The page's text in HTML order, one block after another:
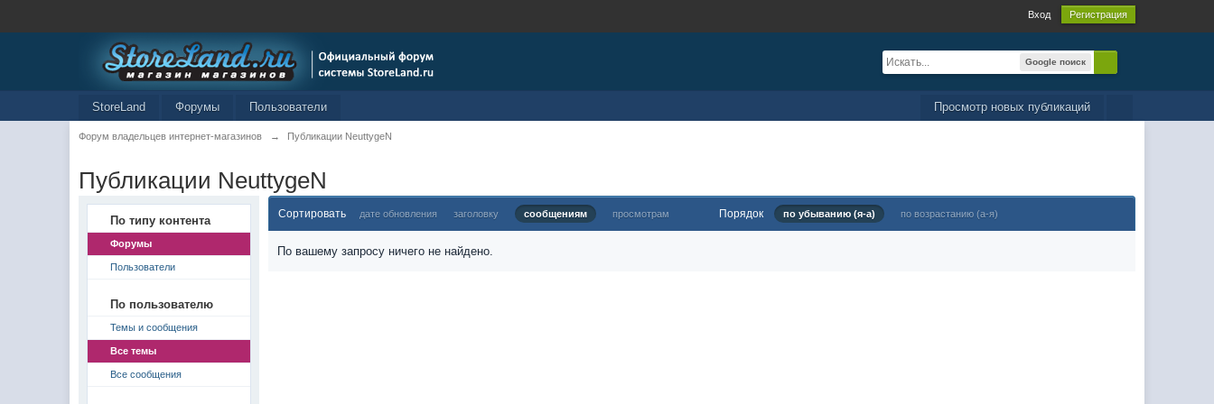
Вход Регистрация
Google поиск
Просмотр новых публикаций
StoreLand Форумы Пользователи
Форум владельцев интернет-магазинов → Публикации NeuttygeN
Публикации NeuttygeN
По типу контента
Форумы
Пользователи
По пользователю
Темы и сообщения
Все темы
Все сообщения
Сортировать дате обновления заголовку сообщениям просмотрам Порядок по убыванию (я-а) по возрастанию (а-я)
По вашему запросу ничего не найдено.